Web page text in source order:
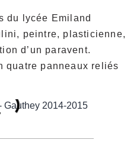
du lycée Emiland
peintre, plasticienne,
d’un paravent.
quatre panneaux reliés